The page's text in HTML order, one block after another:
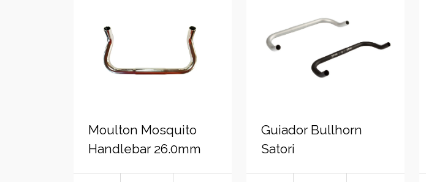
Moulton Mosquito
Handlebar 26.0mm
Guiador Bullhorn
Satori